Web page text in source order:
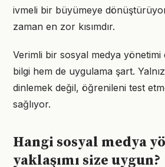
ivmeli bir büyümeye
zaman en zor kısımdır.
Verimli bir sosyal medya yönetimi
bilgi hem de uygulama şart.
dinlemek değil, öğrenileni test
sağlıyor.
Hangi sosyal medya
yaklaşımı size uygun?